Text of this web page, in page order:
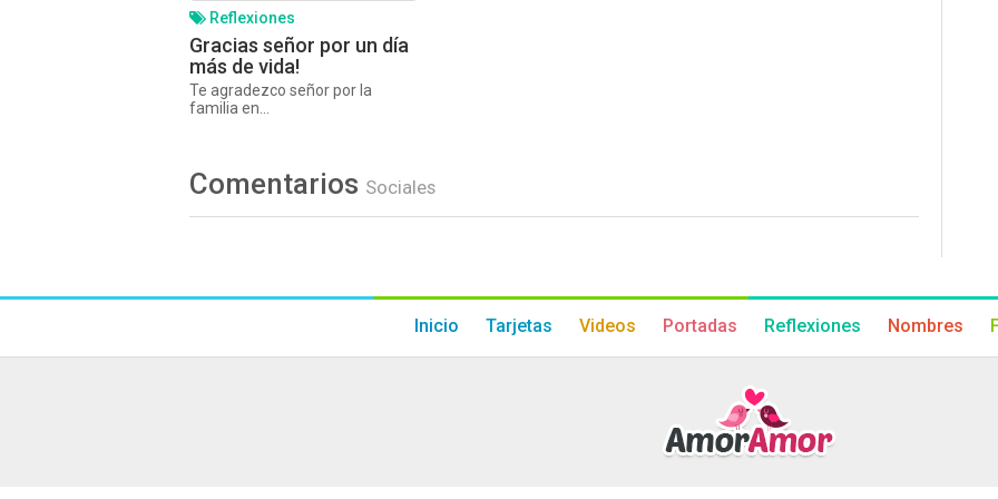
Reflexiones
Gracias señor por un día
más de vida!
Te agradezco señor por la
familia en...
Comentarios Sociales
Inicio Tarjetas Videos Portadas Reflexiones Nombres